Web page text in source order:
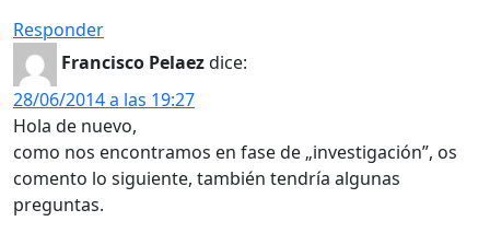
Responder
Francisco Pelaezdice:
28/06/2014 a las 19:27
Hola de nuevo,
como nos encontramos en fase de „investigación”, os
comento lo siguiente, también tendría algunas
preguntas.